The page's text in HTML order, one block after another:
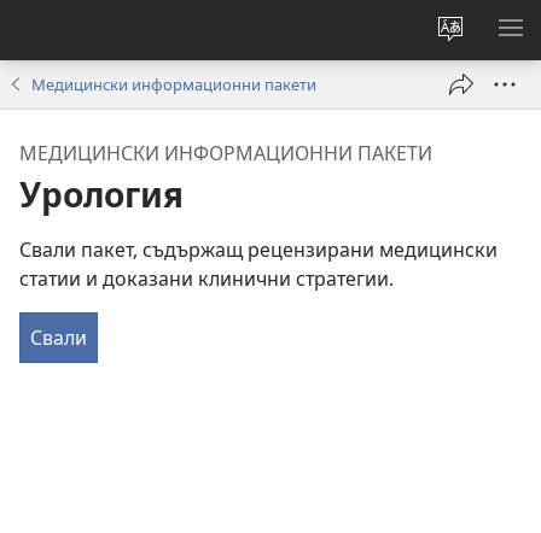
Смени
езика
на
Медицински информационни пакети
МЕДИЦИНСКИ ИНФОРМАЦИОННИ ПАКЕТИ
Урология
Свали пакет, съдържащ рецензирани медицински
статии и доказани клинични стратегии.
Свали